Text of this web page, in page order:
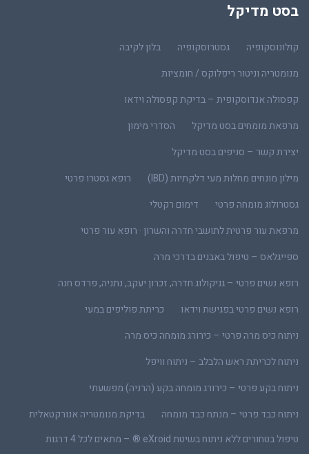
בסט מדיקל
קולונוסקופיה גסטרוסקופיה
בלון לקיבה
מנומטריה וניטור ריפלוקס / חומציות
קפסולה אנדוסקופית – בדיקת קפסולה וידאו
מרפאת מומחים בסט מדיקל
הסדרי מימון
יצירת קשר – סניפים בסט מדיקל
מילון מונחים מחלות מעי דלקתיות (IBD)
רופא גסטרו פרטי
גסטרולוג מומחה פרטי
דימום רקטלי
מרפאת עור פרטית לתושבי חדרה והשרון · רופא עור פרטי
ספייגלאס – טיפול באבנים בדרכי מרה
רופא נשים פרטי – גניקולוג חדרה, זכרון יעקב, נתניה, פרדס חנה
רופא נשים פרטי בפגישת וידאו
כריתת פוליפים במעי
ניתוח כיס מרה פרטי – כירורג מומחה כיס מרה
ניתוח לכריתת ראש הלבלב – ניתוח וויפל
ניתוח בקע פרטי – כירורג מומחה בקע (הרניה) מפשעתי
ניתוח כבד פרטי – מנתח כבד מומחה
בדיקת מנומטריה אנורקטאלית
טיפול בטחורים ללא ניתוח בשיטת eXroid ® – מתאים לכל 4 דרגות